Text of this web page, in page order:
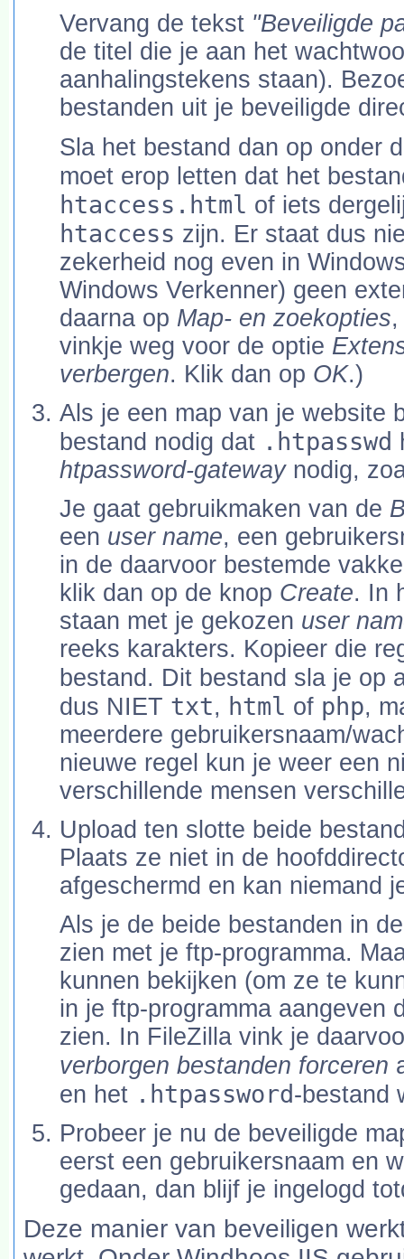
Vervang de tekst "Beveiligde
de titel die je aan het
aanhalingstekens staan).
bestanden uit je beveiligde
Sla het bestand dan op onder
moet erop letten dat het
htaccess.html of iets
htaccess zijn. Er staat dus
zekerheid nog even in
Windows Verkenner) geen
daarna op Map- en zoekopties
vinkje weg voor de optie
verbergen. Klik dan op OK.)
Als je een map van je website
bestand nodig dat .htpasswd
htpassword-gatewaynodig,
Je gaat gebruikmaken van de
een user name, een
in de daarvoor bestemde
klik dan op de knop Create. In
staan met je gekozen user
reeks karakters. Kopieer die
bestand. Dit bestand sla je op
dus NIET txt, html of php,
meerdere gebruikersnaam/
nieuwe regel kun je weer een
verschillende mensen
Upload ten slotte beide
Plaats ze niet in de
afgeschermd en kan niemand
Als je de beide bestanden in
zien met je ftp-programma.
kunnen bekijken (om ze te
in je ftp-programma aangeven
zien. In FileZilla vink je
verborgen bestanden forceren
en het .htpassword-bestand
Probeer je nu de beveiligde
eerst een gebruikersnaam en
gedaan, dan blijf je ingelogd
Deze manier van beveiligen